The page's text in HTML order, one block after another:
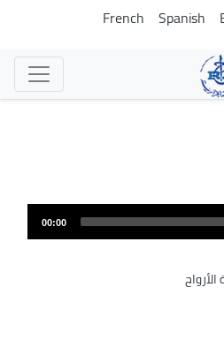
تجاوز
Spanish
French
00:00
الأرواح